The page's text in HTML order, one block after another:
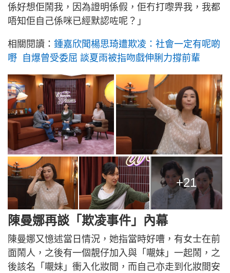
係好想佢鬧我，因為證明係假，佢冇打嚟畀我，我都
唔知佢自己係咪已經默認咗呢？」
相關閱讀： 鍾嘉欣聞楊思琦遭欺凌：社會一定有呢啲
嘢 自爆曾受委屈 談夏雨被指吻戲伸脷力撐前輩
+21
陳曼娜再談「欺凌事件」內幕
陳曼娜又憶述當日情況，她指當時好嘈，有女士在前
面鬧人，之後有一個靚仔加入與「𡃁妹」一起鬧，之
後該名「𡃁妹」衝入化妝間，而自己亦走到化妝間安